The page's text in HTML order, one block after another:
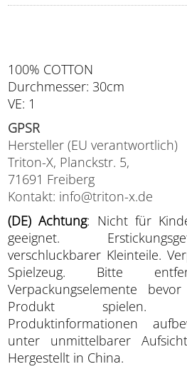
100% COTTON
Durchmesser: 30cm
VE: 1
GPSR
Hersteller (EU verantwortlich)
Triton-X, Planckstr. 5,
71691 Freiberg
Kontakt: info@triton-x.de
(DE) Achtung: Nicht für
geeignet.
verschluckbarer Kleinteile.
Spielzeug. Bitte
Verpackungselemente
Produkt spielen.
Produktinformationen
unter unmittelbarer
Hergestellt in China.